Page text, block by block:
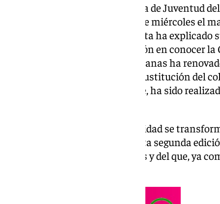
La concejal responsable del área de Juventud
Marta González, ha visitado este miércoles el
Antequera. Durante su entrevista ha explicado
los jóvenes sientan la motivación en conocer
espacio que, en las últimas semanas ha
pasando a un color blanco, en sustitución del
estrenado también logotipo que, ha sido
Un espacio público que, en Navidad se
destacado ha aumentado en esta segunda
alcanzando las 11.000 personas y del que, ya